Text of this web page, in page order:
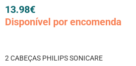
13.98€
Disponível por encomenda
2 CABEÇAS PHILIPS SONICARE